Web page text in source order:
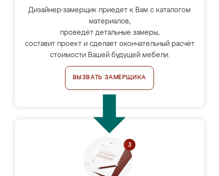
Дизайнер-замерщик приедет к Вам с каталогом
материалов,
проведёт детальные замеры,
составит проект и сделает окончательный расчёт
стоимости Вашей будущей мебели.
ВЫЗВАТЬ ЗАМЕРЩИКА